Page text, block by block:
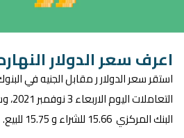
اعرف سعر الدولار
استقر سعر الدولار ر مقابل الجنيه في
البنك المركزي 15.66 للشراء و 15.75 للبيع.